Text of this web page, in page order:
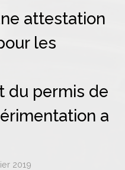
attestation
les
du permis de
a
2019